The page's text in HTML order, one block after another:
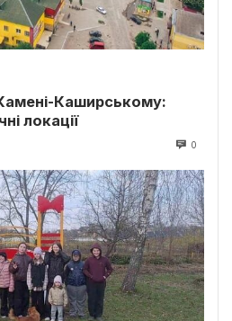
Каширському:
локації
0